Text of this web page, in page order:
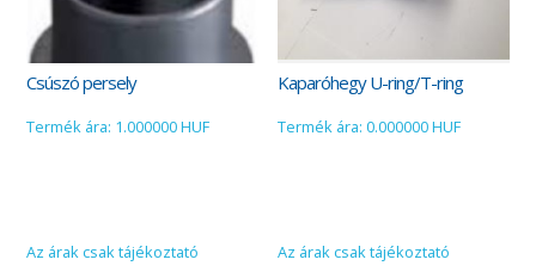
Csúszó persely
Termék ára: 1.000000 HUF
Az árak csak tájékoztató
Kaparóhegy U-ring/T-ring
Termék ára: 0.000000 HUF
Az árak csak tájékoztató